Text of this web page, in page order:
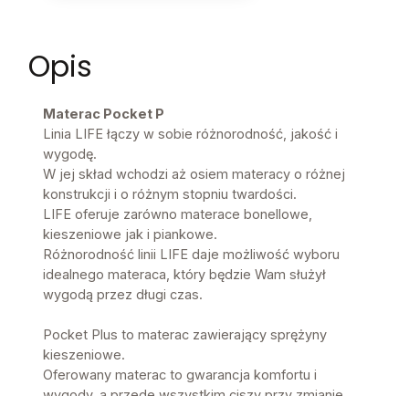
Opis
Materac Pocket P
Linia LIFE łączy w sobie różnorodność, jakość i
wygodę.
W jej skład wchodzi aż osiem materacy o różnej
konstrukcji i o różnym stopniu twardości.
LIFE oferuje zarówno materace bonellowe,
kieszeniowe jak i piankowe.
Różnorodność linii LIFE daje możliwość wyboru
idealnego materaca, który będzie Wam służył
wygodą przez długi czas.
Pocket Plus to materac zawierający sprężyny
kieszeniowe.
Oferowany materac to gwarancja komfortu i